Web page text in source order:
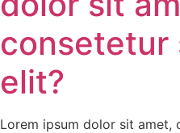
consetetur
elit?
Lorem ipsum dolor sit amet,